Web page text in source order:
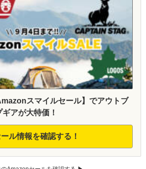
スマイルセール】でアウトブ
アが大特価！
ル情報を確認する！